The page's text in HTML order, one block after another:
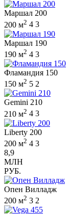
Маршал 200
200 м2 4 3
Маршал 190
190 м2 4 3
Фламандия 150
150 м2 5 2
Gemini 210
210 м2 4 3
Liberty 200
200 м2 4 3
8,9
МЛН
РУБ.
Опен Вилладж
200 м2 3 2